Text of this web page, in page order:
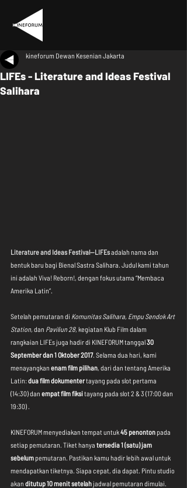
LIFEs - Literature and Ideas Festival
Salihara
kineforum Dewan Kesenian Jakarta
Literature and Ideas Festival—LIFEs adalah nama dan
bentuk baru bagi Bienal Sastra Salihara. Judul kami tahun
ini adalah Viva! Reborn!, dengan fokus utama “Membaca
Amerika Latin”.
Setelah pemutaran di Komunitas Salihara, Empu Sendok Art
Station, dan Paviliun 28, kegiatan Klub Film dalam
rangkaian LIFEs juga hadir di KINEFORUM tanggal 30
September dan 1 Oktober 2017. Selama dua hari, kami
menayangkan enam film pilihan , dari dan tentang Amerika
Latin: dua film dokumenter tayang pada slot pertama
(14:30) dan empat film fiksi tayang pada slot 2 & 3 (17:00 dan
19:30) .
KINEFORUM menyediakan tempat untuk 45 penonton pada
setiap pemutaran. Tiket hanya tersedia 1 (satu) jam
sebelum pemutaran. Pastikan kamu hadir lebih awal untuk
mendapatkan tiketnya. Siapa cepat, dia dapat. Pintu studio
akan ditutup 10 menit setelah jadwal pemutaran dimulai.